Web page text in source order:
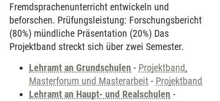
Fremdsprachenunterricht entwickeln und
beforschen. Prüfungsleistung: Forschungsbericht
(80%) mündliche Präsentation (20%) Das
Projektband streckt sich über zwei Semester.
Lehramt an Grundschulen - Projektband,
Masterforum und Masterarbeit - Projektband
Lehramt an Haupt- und Realschulen -